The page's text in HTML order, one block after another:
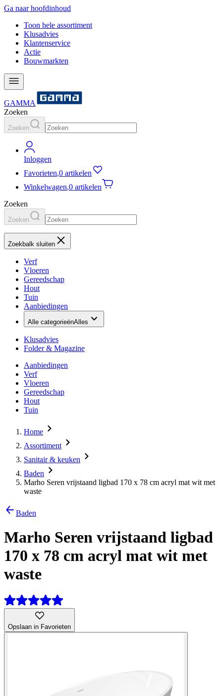
Ga naar hoofdinhoud
Toon hele assortiment
Klusadvies
Klantenservice
Actie
Bouwmarkten
GAMMA
Zoeken
Zoeken
Inloggen
Favorieten,0 artikelen
Winkelwagen,0 artikelen
Zoeken
Zoeken
Zoekbalk sluiten
Verf
Vloeren
Gereedschap
Hout
Tuin
Aanbiedingen
Alle categorieënAlles
Klusadvies
Folder & Magazine
Aanbiedingen
Verf
Vloeren
Gereedschap
Hout
Tuin
Home
Assortiment
Sanitair & keuken
Baden
Marho Seren vrijstaand ligbad 170 x 78 cm acryl mat wit met
waste
Baden
Marho Seren vrijstaand ligbad
170 x 78 cm acryl mat wit met
waste
Opslaan in Favorieten